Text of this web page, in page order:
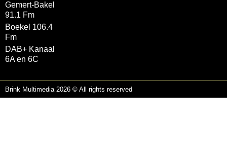
Gemert-Bakel
91.1 Fm
Boekel 106.4
Fm
DAB+ Kanaal
6A en 6C
Brink Multimedia 2026 © All rights reserved